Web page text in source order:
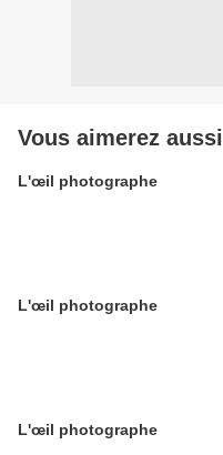
Vous aimerez aussi
L'œil photographe
L'œil photographe
L'œil photographe